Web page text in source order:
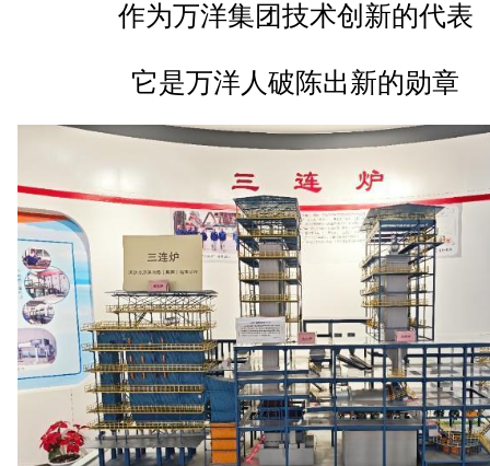
作为万洋集团技术创新的代表
它是万洋人破陈出新的勋章